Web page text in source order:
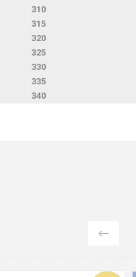
310
315
320
325
330
335
340